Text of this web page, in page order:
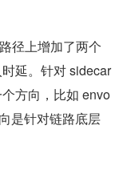
径上增加了两个
延。针对 sidecar
方向，比如 envo
是针对链路底层